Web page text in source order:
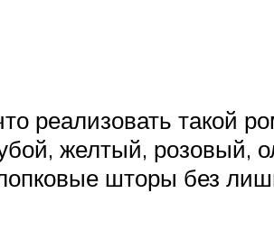
реализовать такой
желтый,
шторы без